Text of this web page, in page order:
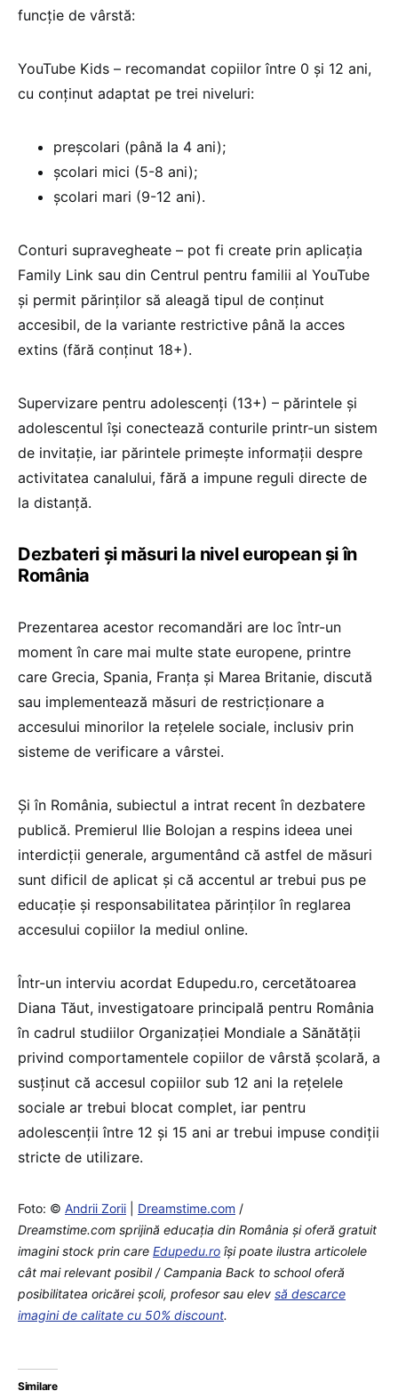
funcție de vârstă:
YouTube Kids – recomandat copiilor între 0 și 12 ani,
cu conținut adaptat pe trei niveluri:
preșcolari (până la 4 ani);
școlari mici (5-8 ani);
școlari mari (9-12 ani).
Conturi supravegheate – pot fi create prin aplicația
Family Link sau din Centrul pentru familii al YouTube
și permit părinților să aleagă tipul de conținut
accesibil, de la variante restrictive până la acces
extins (fără conținut 18+).
Supervizare pentru adolescenți (13+) – părintele și
adolescentul își conectează conturile printr-un sistem
de invitație, iar părintele primește informații despre
activitatea canalului, fără a impune reguli directe de
la distanță.
Dezbateri și măsuri la nivel european și în
România
Prezentarea acestor recomandări are loc într-un
moment în care mai multe state europene, printre
care Grecia, Spania, Franța și Marea Britanie, discută
sau implementează măsuri de restricționare a
accesului minorilor la rețelele sociale, inclusiv prin
sisteme de verificare a vârstei.
Și în România, subiectul a intrat recent în dezbatere
publică. Premierul Ilie Bolojan a respins ideea unei
interdicții generale, argumentând că astfel de măsuri
sunt dificil de aplicat și că accentul ar trebui pus pe
educație și responsabilitatea părinților în reglarea
accesului copiilor la mediul online.
Într-un interviu acordat Edupedu.ro, cercetătoarea
Diana Tăut, investigatoare principală pentru România
în cadrul studiilor Organizației Mondiale a Sănătății
privind comportamentele copiilor de vârstă școlară, a
susținut că accesul copiilor sub 12 ani la rețelele
sociale ar trebui blocat complet, iar pentru
adolescenții între 12 și 15 ani ar trebui impuse condiții
stricte de utilizare.
Foto: © Andrii Zorii Dreamstime.com /
Dreamstime.com sprijină educaţia din România şi oferă gratuit
imagini stock prin care Edupedu.ro îşi poate ilustra articolele
cât mai relevant posibil / Campania Back to school oferă
posibilitatea oricărei școli, profesor sau elev să descarce
imagini de calitate cu 50% discount.
Similare